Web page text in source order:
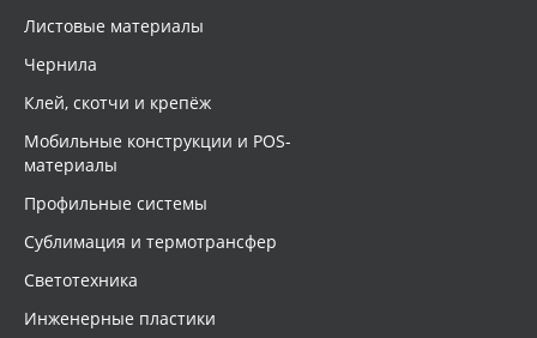
Листовые материалы
Чернила
Клей, скотчи и крепёж
Мобильные конструкции и POS-
материалы
Профильные системы
Сублимация и термотрансфер
Светотехника
Инженерные пластики